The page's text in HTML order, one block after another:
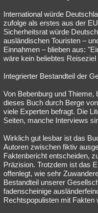
International würde
zufolge als erstes aus der
Sicherheitsrat würde
ausländischen Touristen –
Einnahmen – blieben aus:
wäre kein beliebtes
Integrierter Bestandteil der
Von Bebenburg und
dieses Buch durch Berge
viele Experten befragt. Die
Seiten, manche Interviews
Wirklich gut lesbar ist das
Autoren zwischen fiktiv
Faktenbericht entscheiden,
Präzision. Trotzdem ist das
offenlegt, wie sehr
Bestandteil unserer
fadenscheinige
Rechtspopulisten mit Fakten